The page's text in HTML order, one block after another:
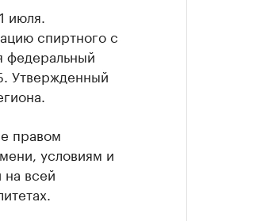
июля.
спиртного с
федеральный
Утвержденный
правом
условиям и
всей